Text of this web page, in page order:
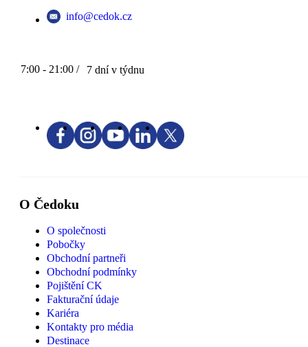
info@cedok.cz
7:00 - 21:00 / 7 dní v týdnu
O Čedoku
O společnosti
Pobočky
Obchodní partneři
Obchodní podmínky
Pojištění CK
Fakturační údaje
Kariéra
Kontakty pro média
Destinace